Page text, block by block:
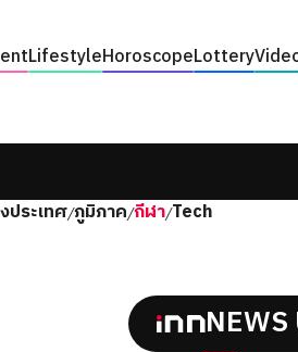
LifestyleHoroscopeLottery
ประเทศ/ภูมิภาค/กีฬา/Tech
NEWS